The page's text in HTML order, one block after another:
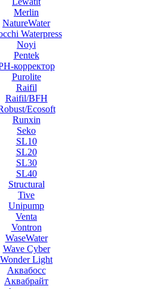
Merlin
NatureWater
Waterpress
Noyi
Pentek
корректор
Purolite
Raifil
Raifil/BFH
Ecosoft
Runxin
Seko
SL10
SL20
SL30
SL40
Structural
Tive
Unipump
Venta
Vontron
WaseWater
Wave Cyber
Wonder Light
Аквабосс
Аквабрайт